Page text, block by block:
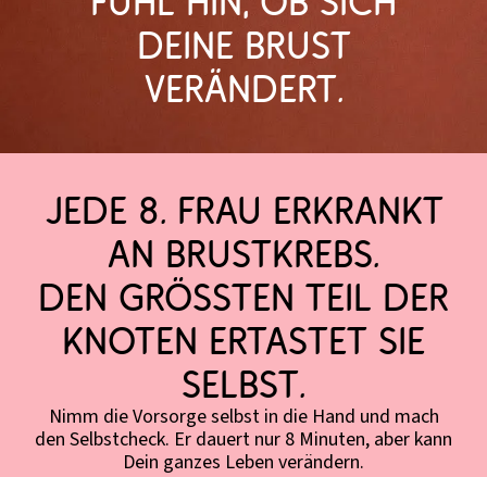
Deine Brust
verändert.
JEDE 8. FRAU ERKRANKT
AN BRUSTKREBS.
DEN GRÖSSTEN TEIL DER
KNOTEN ERTASTET SIE
SELBST.
Nimm die Vorsorge selbst in die Hand und mach
den Selbstcheck. Er dauert nur 8 Minuten, aber kann
Dein ganzes Leben verändern.